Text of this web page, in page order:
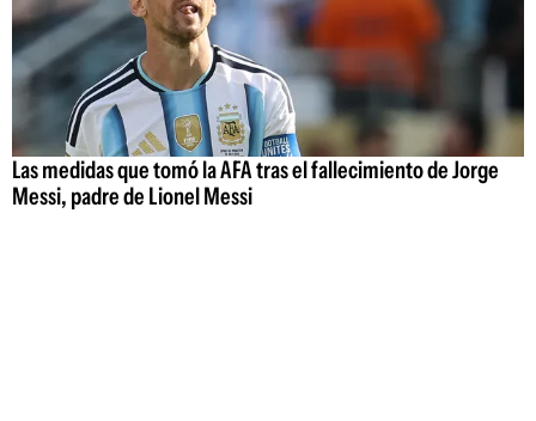
Las medidas que tomó la AFA tras el fallecimiento de Jorge
Messi, padre de Lionel Messi